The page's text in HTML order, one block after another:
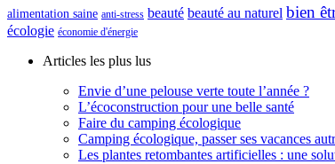
alimentation saine anti-stress beauté beauté au naturel bien
écologie économie d'énergie
Articles les plus lus
Envie d’une pelouse verte toute l’année ?
L’écoconstruction pour une belle santé
Faire du camping écologique
Camping écologique, passer ses vacances
Les plantes retombantes artificielles : une